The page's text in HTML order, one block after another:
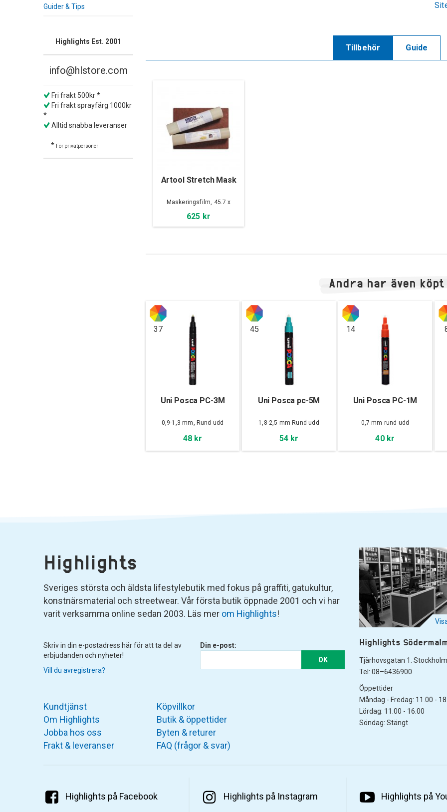
Guider & Tips
Highlights Est. 2001
info@hlstore.com
Fri frakt 500kr *
Fri frakt sprayfärg 1000kr
*
Alltid snabba leveranser
* För privatpersoner
Tillbehör Guide
Artool Stretch Mask
Maskeringsfilm, 45.7 x
625 kr
Andra har även köpt
37
Uni Posca PC-3M
0,9-1,3 mm, Rund udd
48 kr
45
Uni Posca pc-5M
1,8-2,5 mm Rund udd
54 kr
14
Uni Posca PC-1M
0,7 mm rund udd
40 kr
Highlights
Sveriges största och äldsta lifestylebutik med fokus på graffiti, gatukultur,
konstnärsmaterial och streetwear. Vår första butik öppnade 2001 och vi har
varit verksamma online sedan 2003. Läs mer om Highlights!
Skriv in din e-postadress här för att ta del av
erbjudanden och nyheter!
Vill du avregistrera?
Din e-post:
OK
Highlights
Tjärhovsgatan 1. Stockholm
Tel: 08–6436900
Öppettider
Måndag - Fredag: 11.00 -
Lördag: 11.00 - 16.00
Söndag: Stängt
Kundtjänst
Om Highlights
Jobba hos oss
Frakt & leveranser
Köpvillkor
Butik & öppettider
Byten & returer
FAQ (frågor & svar)
Highlights på Facebook Highlights på Instagram Highlights på